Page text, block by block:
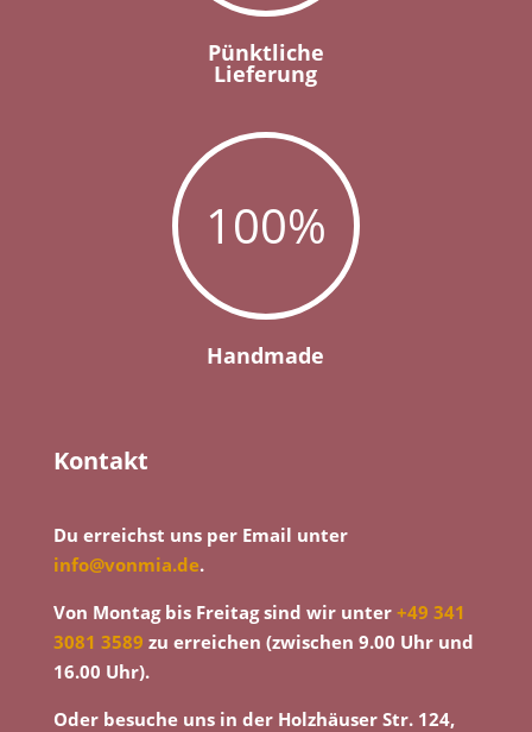
Pünktliche
Lieferung
100%
Handmade
Kontakt
Du erreichst uns per Email unter
info@vonmia.de.
Von Montag bis Freitag sind wir unter +49 341
3081 3589 zu erreichen (zwischen 9.00 Uhr und
16.00 Uhr).
Oder besuche uns in der Holzhäuser Str. 124,